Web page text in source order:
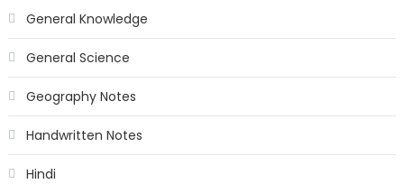
General Knowledge
General Science
Geography Notes
Handwritten Notes
Hindi